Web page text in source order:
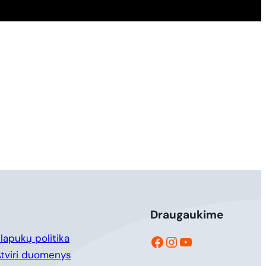
politika
duomenys
Draugaukime
Facebook
Instagram
YouTube